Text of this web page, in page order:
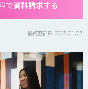
で資料請求する
最終更新日: 2025/01/07